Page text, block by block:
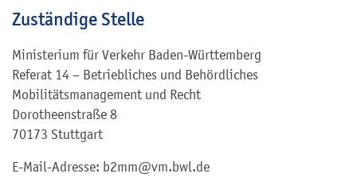
Zuständige Stelle
Ministerium für Verkehr Baden-Württemberg
Referat 14 – Betriebliches und Behördliches
Mobilitätsmanagement und Recht
Dorotheenstraße 8
70173 Stuttgart
E-Mail-Adresse: b2mm@vm.bwl.de